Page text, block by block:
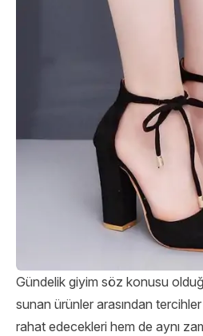
Gündelik giyim söz konusu
sunan ürünler arasından
rahat edecekleri hem de aynı